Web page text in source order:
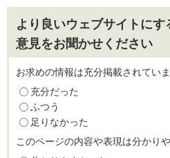
より良いウェブサイトに
意見をお聞かせください
お求めの情報は充分掲載されてい
充分だった
ふつう
足りなかった
このページの内容や表現は分かり